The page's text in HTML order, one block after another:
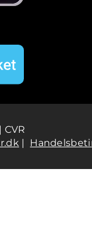
CVR
|